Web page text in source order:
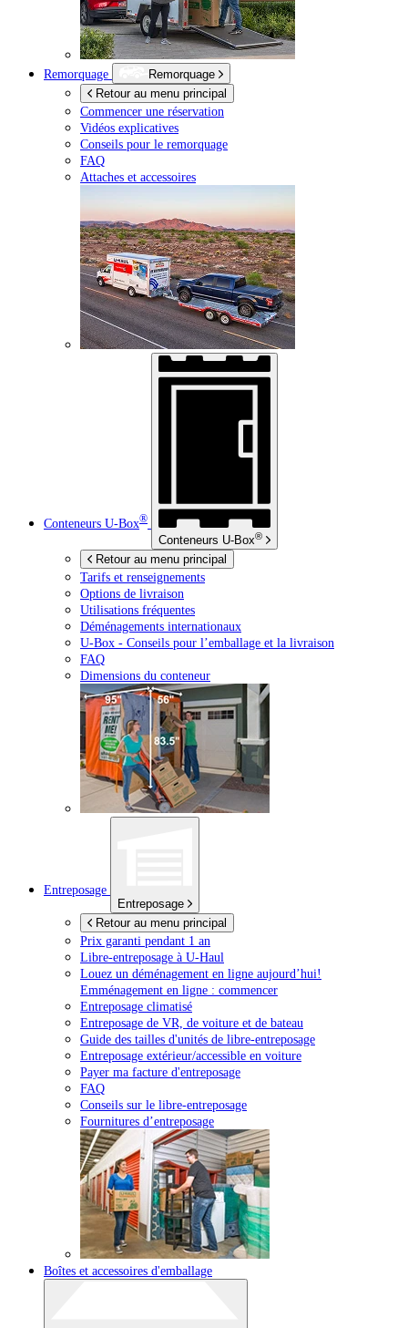
Remorquage
Remorquage
Retour au menu principal
Commencer une réservation
Vidéos explicatives
Conseils pour le remorquage
FAQ
Attaches et accessoires
Conteneurs U-Box®
Conteneurs U-Box®
Retour au menu principal
Tarifs et renseignements
Options de livraison
Utilisations fréquentes
Déménagements internationaux
U-Box - Conseils pour l’emballage et la livraison
FAQ
Dimensions du conteneur
Entreposage
Entreposage
Retour au menu principal
Prix garanti pendant 1 an
Libre-entreposage à U-Haul
Louez un déménagement en ligne aujourd’hui!
Emménagement en ligne : commencer
Entreposage climatisé
Entreposage de VR, de voiture et de bateau
Guide des tailles d'unités de libre-entreposage
Entreposage extérieur/accessible en voiture
Payer ma facture d'entreposage
FAQ
Conseils sur le libre-entreposage
Fournitures d’entreposage
Boîtes et accessoires d'emballage